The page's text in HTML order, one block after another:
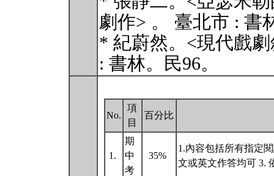
劇作> 。 臺北市 : 書
* 紀蔚然。<現代戲
: 書林。民96。
No.
項
目
百分比
1.
期
中
考
35%
1.內容包括所有指定
文或英文作答均可 3.